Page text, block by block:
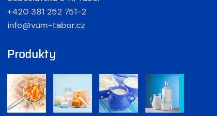
+420 381 252 751-2
info@vum-tabor.cz
Produkty